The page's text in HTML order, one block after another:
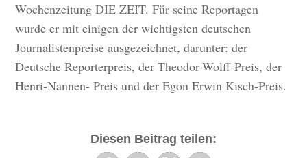
Wochenzeitung DIE ZEIT. Für seine Reportagen
wurde er mit einigen der wichtigsten deutschen
Journalistenpreise ausgezeichnet, darunter: der
Deutsche Reporterpreis, der Theodor-Wolff-Preis, der
Henri-Nannen- Preis und der Egon Erwin Kisch-Preis.
Diesen Beitrag teilen: